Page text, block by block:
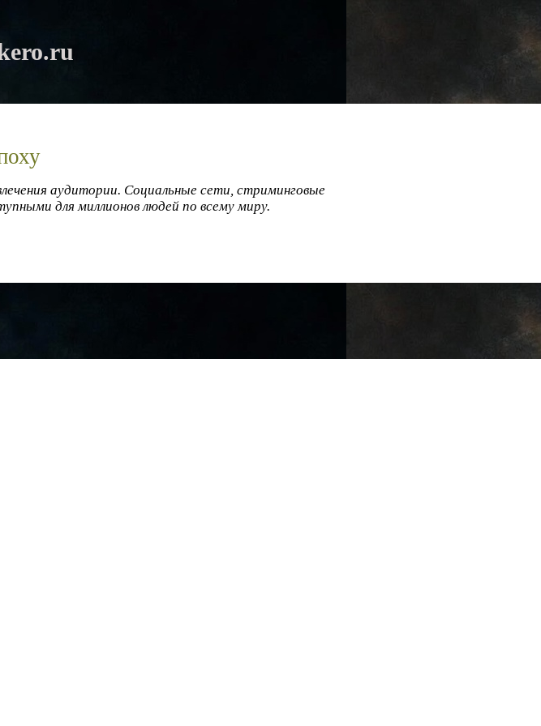
аудитории. Социальные сети, стриминговые
для миллионов людей по всему миру.